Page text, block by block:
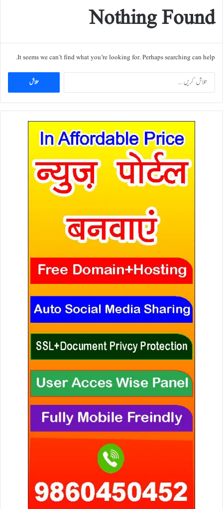
Nothing Found
It seems we can’t find what you’re looking for. Perhaps searching can help.
ش
ک
ر
ی
ب
ر
ا
ئ